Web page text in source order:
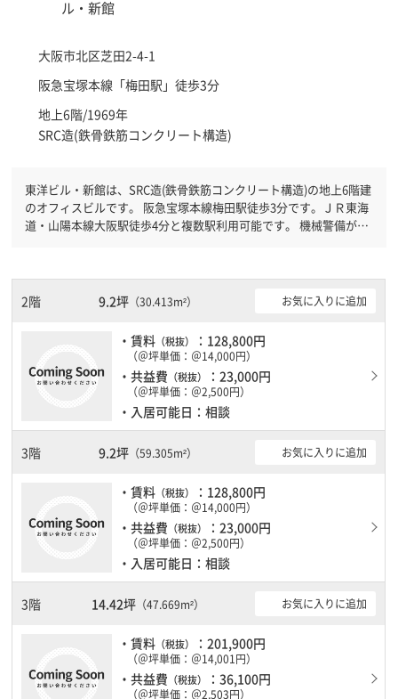
大阪市北区芝田2-4-1
阪急宝塚本線「梅田駅 」徒歩3分
地上6階/1969年
SRC造(鉄骨鉄筋コンクリート構造)
東洋ビル・新館は、SRC造(鉄骨鉄筋コンクリート構造)の地上6階建
のオフィスビルです。 阪急宝塚本線梅田駅徒歩3分です。ＪＲ東海
道・山陽本線大阪駅徒歩4分と複数駅利用可能です。 機械警備が備
2階 9.2坪 （30.413m²） お気に入りに追加
・賃料 （税抜） ：128,800円
（＠坪単価：＠14,000円）
・共益費 （税抜） ：23,000円
（＠坪単価：＠2,500円）
・入居可能日：相談
3階 9.2坪 （59.305m²） お気に入りに追加
・賃料 （税抜） ：128,800円
（＠坪単価：＠14,000円）
・共益費 （税抜） ：23,000円
（＠坪単価：＠2,500円）
・入居可能日：相談
3階 14.42坪 （47.669m²） お気に入りに追加
・賃料 （税抜） ：201,900円
（＠坪単価：＠14,001円）
・共益費 （税抜） ：36,100円
（＠坪単価：＠2,503円）